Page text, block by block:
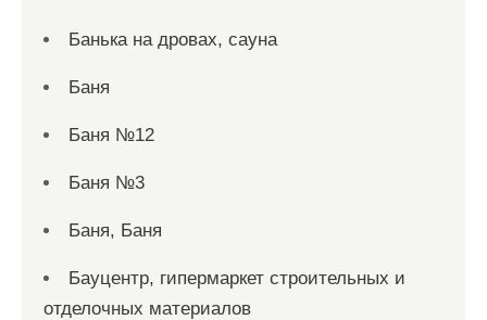
Банька на дровах, сауна
Баня
Баня №12
Баня №3
Баня, Баня
Бауцентр, гипермаркет строительных и
отделочных материалов